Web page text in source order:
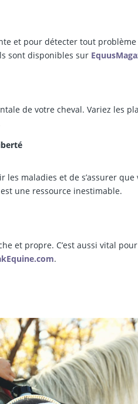
et pour détecter tout problème
sont disponibles sur
de votre cheval. Variez les
maladies et de s’assurer que
est une ressource inestimable.
et propre. C’est aussi vital
.